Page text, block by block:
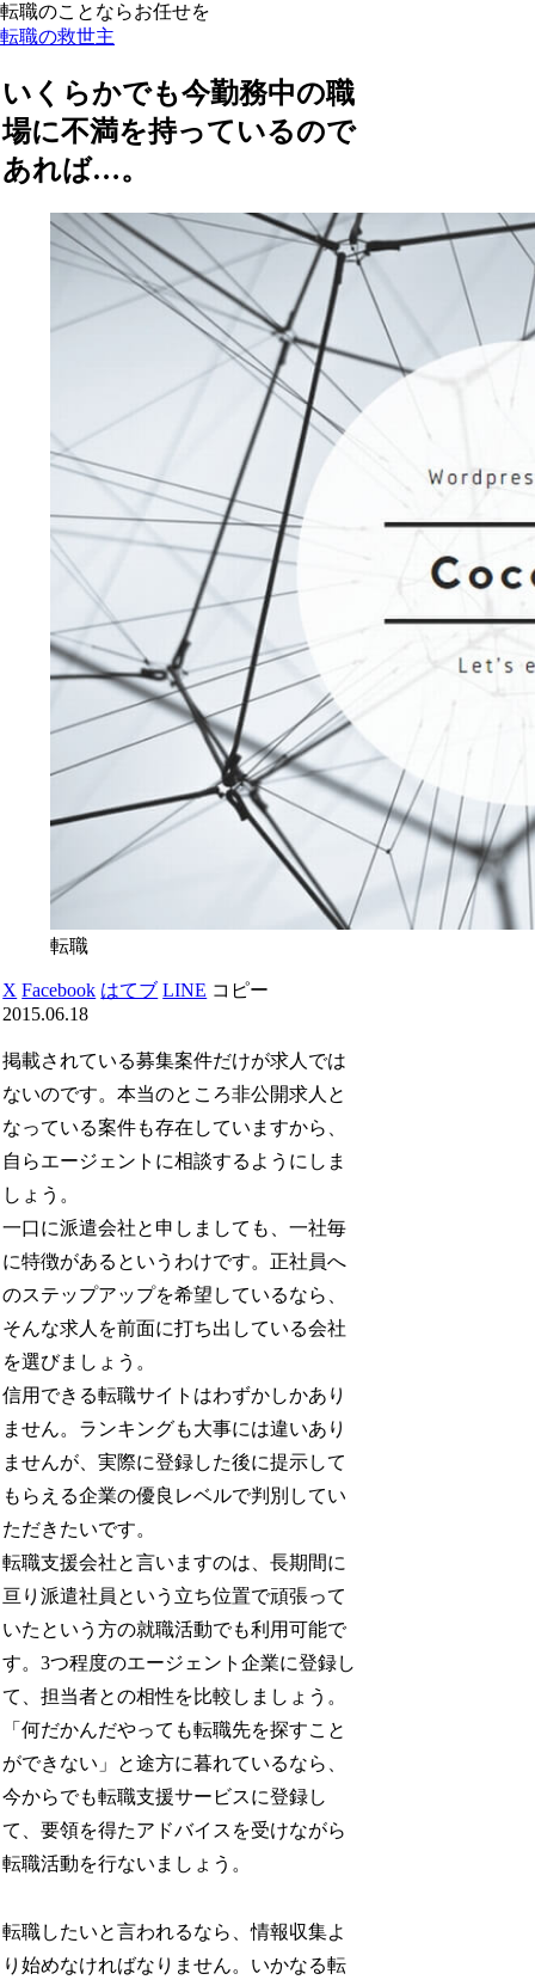
転職のことならお任せを
転職の救世主
いくらかでも今勤務中の職
場に不満を持っているので
あれば…。
転職
X Facebook はてブ LINE コピー
2015.06.18
掲載されている募集案件だけが求人では
ないのです。本当のところ非公開求人と
なっている案件も存在していますから、
自らエージェントに相談するようにしま
しょう。
一口に派遣会社と申しましても、一社毎
に特徴があるというわけです。正社員へ
のステップアップを希望しているなら、
そんな求人を前面に打ち出している会社
を選びましょう。
信用できる転職サイトはわずかしかあり
ません。ランキングも大事には違いあり
ませんが、実際に登録した後に提示して
もらえる企業の優良レベルで判別してい
ただきたいです。
転職支援会社と言いますのは、長期間に
亘り派遣社員という立ち位置で頑張って
いたという方の就職活動でも利用可能で
す。3つ程度のエージェント企業に登録し
て、担当者との相性を比較しましょう。
「何だかんだやっても転職先を探すこと
ができない」と途方に暮れているなら、
今からでも転職支援サービスに登録し
て、要領を得たアドバイスを受けながら
転職活動を行ないましょう。
転職したいと言われるなら、情報収集よ
り始めなければなりません。いかなる転